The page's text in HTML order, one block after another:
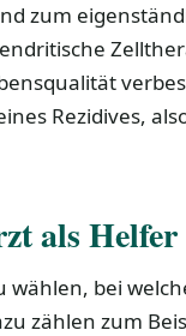
zum
Rezidives,
als Helfer
wählen, bei
zählen zum